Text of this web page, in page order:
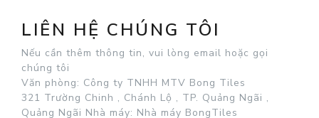
LIÊN HỆ CHÚNG TÔI
Nếu cần thêm thông tin, vui lòng email hoặc gọi
chúng tôi
Văn phòng: Công ty TNHH MTV Bong Tiles
321 Trường Chinh , Chánh Lộ , TP. Quảng Ngãi ,
Quảng Ngãi Nhà máy: Nhà máy BongTiles